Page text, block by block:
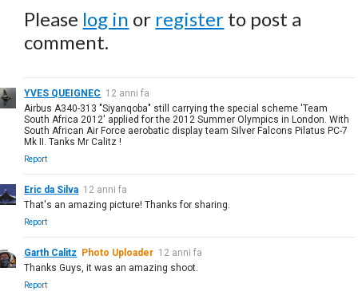
Please log in or register to post a
comment.
YVES QUEIGNEC 12 anni fa
Airbus A340-313 "Siyanqoba" still carrying the special scheme 'Team
South Africa 2012' applied for the 2012 Summer Olympics in London. With
South African Air Force aerobatic display team Silver Falcons Pilatus PC-7
Mk II. Tanks Mr Calitz !
Report
Eric da Silva 12 anni fa
That's an amazing picture! Thanks for sharing.
Report
Garth Calitz Photo Uploader 12 anni fa
Thanks Guys, it was an amazing shoot.
Report